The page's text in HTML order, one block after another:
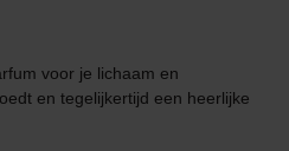
voor je lichaam en
en tegelijkertijd een heerlijke